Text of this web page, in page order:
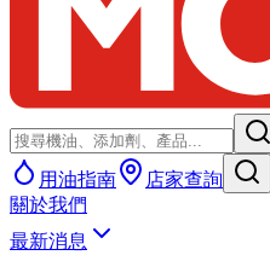
用油指南
店家查詢
關於我們
最新消息